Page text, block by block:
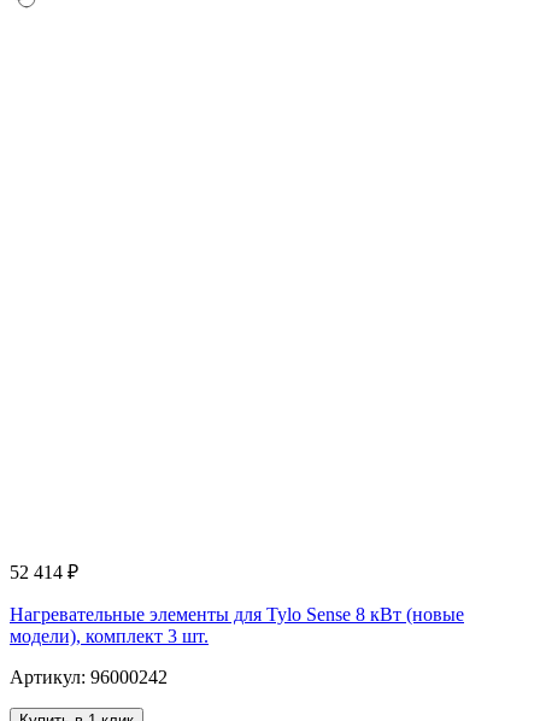
52 414 ₽
Нагревательные элементы для Tylo Sense 8 кВт (новые
модели), комплект 3 шт.
Артикул: 96000242